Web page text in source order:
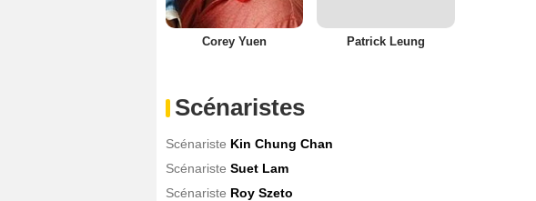
Corey Yuen Patrick Leung
Scénaristes
Scénariste Kin Chung Chan
Scénariste Suet Lam
Scénariste Roy Szeto